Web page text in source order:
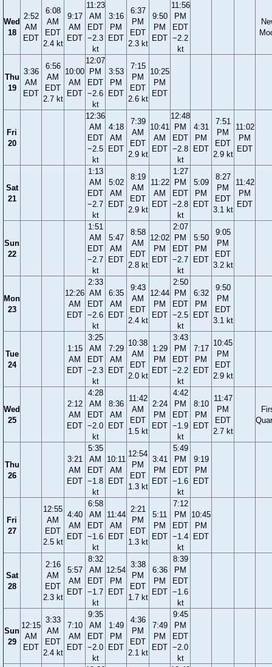
Wed
18
2:52
AM
EDT
6:08
AM
EDT
2.4 kt
9:17
AM
EDT
11:23
AM
EDT
−2.3
kt
3:16
PM
EDT
6:37
PM
EDT
2.3 kt
9:50
PM
EDT
11:56
PM
EDT
−2.2
kt
Thu
19
3:36
AM
EDT
6:56
AM
EDT
2.7 kt
10:00
AM
EDT
12:07
PM
EDT
−2.6
kt
3:53
PM
EDT
7:15
PM
EDT
2.6 kt
10:25
PM
EDT
Fri
20
12:36
AM
EDT
−2.5
kt
4:18
AM
EDT
7:39
AM
EDT
2.9 kt
10:41
AM
EDT
12:48
PM
EDT
−2.8
kt
4:31
PM
EDT
7:51
PM
EDT
2.9 kt
11:02
PM
EDT
Sat
21
1:13
AM
EDT
−2.7
kt
5:02
AM
EDT
8:19
AM
EDT
2.9 kt
11:22
AM
EDT
1:27
PM
EDT
−2.8
kt
5:09
PM
EDT
8:27
PM
EDT
3.1 kt
11:42
PM
EDT
Sun
22
1:51
AM
EDT
−2.7
kt
5:47
AM
EDT
8:58
AM
EDT
2.8 kt
12:02
PM
EDT
2:07
PM
EDT
−2.7
kt
5:50
PM
EDT
9:05
PM
EDT
3.2 kt
Mon
23
12:26
AM
EDT
2:33
AM
EDT
−2.6
kt
6:35
AM
EDT
9:43
AM
EDT
2.4 kt
12:44
PM
EDT
2:50
PM
EDT
−2.5
kt
6:32
PM
EDT
9:50
PM
EDT
3.1 kt
Tue
24
1:15
AM
EDT
3:25
AM
EDT
−2.3
kt
7:29
AM
EDT
10:38
AM
EDT
2.0 kt
1:29
PM
EDT
3:43
PM
EDT
−2.2
kt
7:17
PM
EDT
10:45
PM
EDT
2.9 kt
Wed
25
2:12
AM
EDT
4:28
AM
EDT
−2.0
kt
8:36
AM
EDT
11:42
AM
EDT
1.5 kt
2:24
PM
EDT
4:42
PM
EDT
−1.9
kt
8:10
PM
EDT
11:47
PM
EDT
2.7 kt
Thu
26
3:21
AM
EDT
5:35
AM
EDT
−1.8
kt
10:11
AM
EDT
12:54
PM
EDT
1.3 kt
3:41
PM
EDT
5:49
PM
EDT
−1.6
kt
9:19
PM
EDT
Fri
27
12:55
AM
EDT
2.5 kt
4:40
AM
EDT
6:58
AM
EDT
−1.6
kt
11:44
AM
EDT
2:21
PM
EDT
1.3 kt
5:11
PM
EDT
7:12
PM
EDT
−1.4
kt
10:45
PM
EDT
Sat
28
2:16
AM
EDT
2.3 kt
5:57
AM
EDT
8:32
AM
EDT
−1.7
kt
12:54
PM
EDT
3:38
PM
EDT
1.7 kt
6:36
PM
EDT
8:39
PM
EDT
−1.6
kt
Sun
29
12:15
AM
EDT
3:33
AM
EDT
2.4 kt
7:10
AM
EDT
9:35
AM
EDT
−2.0
kt
1:49
PM
EDT
4:36
PM
EDT
2.1 kt
7:49
PM
EDT
9:45
PM
EDT
−2.0
kt